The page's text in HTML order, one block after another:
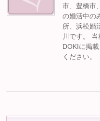
市、豊橋市
の婚活中の
所、浜松婚
川です。
DOKIに掲
ください。